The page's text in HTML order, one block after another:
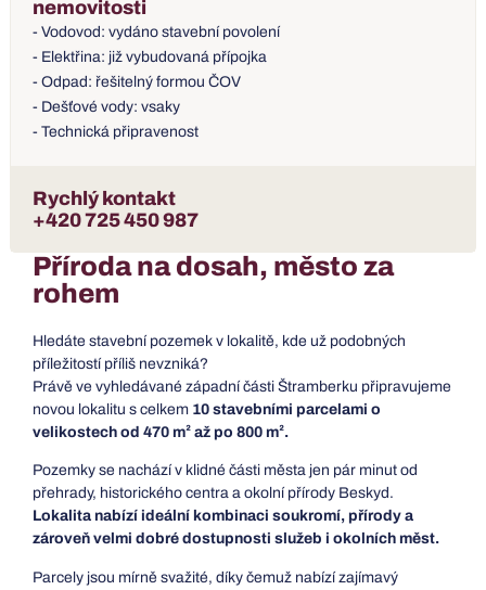
nemovitosti
- Vodovod: vydáno stavební povolení
- Elektřina: již vybudovaná přípojka
- Odpad: řešitelný formou ČOV
- Dešťové vody: vsaky
- Technická připravenost
Rychlý kontakt
+420 725 450 987
Příroda na dosah, město za
rohem
Hledáte stavební pozemek v lokalitě, kde už podobných
příležitostí příliš nevzniká?
Právě ve vyhledávané západní části Štramberku připravujeme
novou lokalitu s celkem 10 stavebními parcelami o
velikostech od 470 m² až po 800 m².
Pozemky se nachází v klidné části města jen pár minut od
přehrady, historického centra a okolní přírody Beskyd.
Lokalita nabízí ideální kombinaci soukromí, přírody a
zároveň velmi dobré dostupnosti služeb i okolních měst.
Parcely jsou mírně svažité, díky čemuž nabízí zajímavý